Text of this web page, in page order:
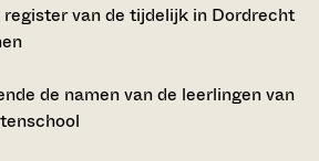
register van de tijdelijk in Dordrecht
de namen van de leerlingen van